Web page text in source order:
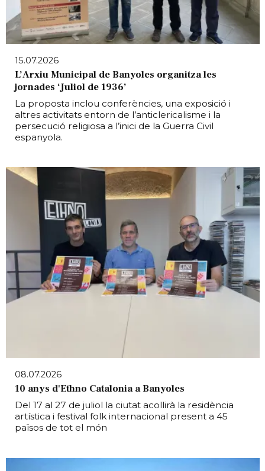
15.07.2026
L’Arxiu Municipal de Banyoles organitza les
jornades ‘Juliol de 1936’
La proposta inclou conferències, una exposició i
altres activitats entorn de l’anticlericalisme i la
persecució religiosa a l’inici de la Guerra Civil
espanyola.
08.07.2026
10 anys d'Ethno Catalonia a Banyoles
Del 17 al 27 de juliol la ciutat acollirà la residència
artística i festival folk internacional present a 45
països de tot el món